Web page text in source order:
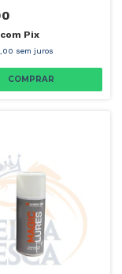
com Pix
sem juros